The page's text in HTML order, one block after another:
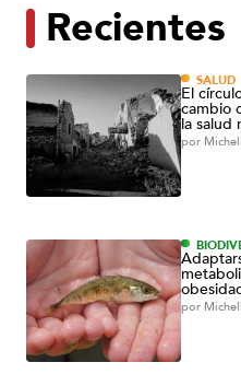
Recientes
SALUD
El
cambio
la salud
por
por